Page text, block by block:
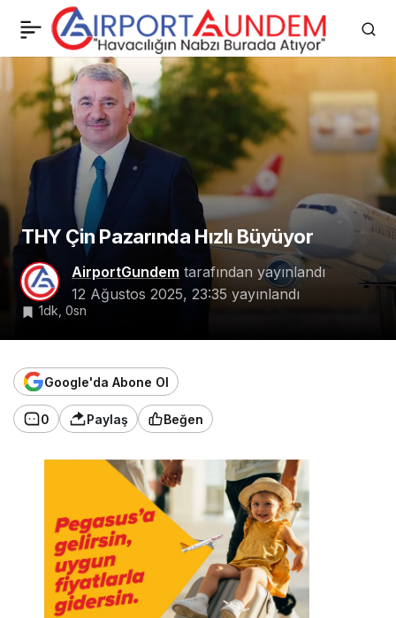
THY Çin Pazarında Hızlı Büyüyor
AirportGundem tarafından yayınlandı
12 Ağustos 2025, 23:35 yayınlandı
1dk, 0sn
Google'da Abone Ol
0 Paylaş Beğen
AJet’in Yeni Uçağı 13
Ağustos’ta Sabiha
Gökçen’de
0 Paylaş